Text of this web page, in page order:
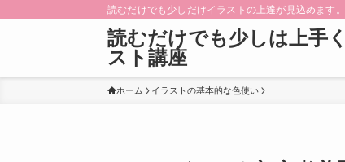
読むだけでも少しだけイラストの上達が見込めます
読むだけでも少しは上手
スト講座
ホーム イラストの基本的な色使い